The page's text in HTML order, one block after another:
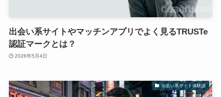
出会い系サイトやマッチンアプリでよく見るTRUSTe
認証マークとは？
2026年5月4日
出会い系サイト体験談